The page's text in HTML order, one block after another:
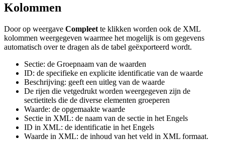
Kolommen
Door op weergave Compleet te klikken worden ook de XML
kolommen weergegeven waarmee het mogelijk is om gegevens
automatisch over te dragen als de tabel geëxporteerd wordt.
Sectie: de Groepnaam van de waarden
ID: de specifieke en explicite identificatie van de waarde
Beschrijving: geeft een uitleg van de waarde
De rijen die vetgedrukt worden weergegeven zijn de
sectietitels die de diverse elementen groeperen
Waarde: de opgemaakte waarde
Sectie in XML: de naam van de sectie in het Engels
ID in XML: de identificatie in het Engels
Waarde in XML: de inhoud van het veld in XML formaat.